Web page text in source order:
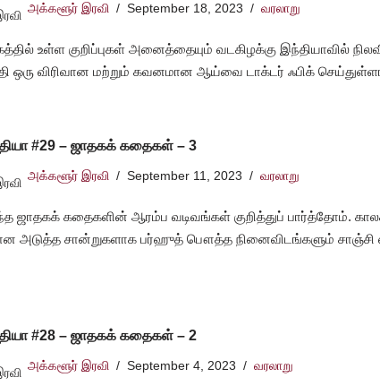
அக்களூர் இரவி September 18, 2023 வரலாறு
உள்ள குறிப்புகள் அனைத்தையும் வடகிழக்கு இந்தியாவில்
ஒரு விரிவான மற்றும் கவனமான ஆய்வை டாக்டர் ஃபிக்
#29 – ஜாதகக் கதைகள் – 3
அக்களூர் இரவி September 11, 2023 வரலாறு
ஜாதகக் கதைகளின் ஆரம்ப வடிவங்கள் குறித்துப் பார்த்தோம்.
அடுத்த சான்றுகளாக பர்ஹுத் பௌத்த நினைவிடங்களும் சாஞ்சி
#28 – ஜாதகக் கதைகள் – 2
அக்களூர் இரவி September 4, 2023 வரலாறு